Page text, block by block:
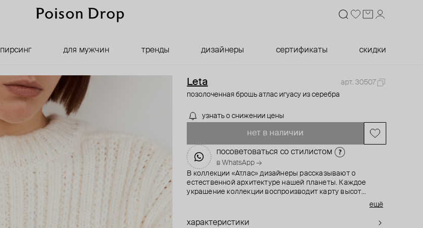
пирсинг для мужчин тренды дизайнеры сертификаты скидки
Leta
арт. 30507
позолоченная брошь атлас игуасу из серебра
узнать о снижении цены
нет в наличии
посоветоваться со стилистом
в WhatsApp →
В коллекции «Атлас» дизайнеры рассказывают о
естественной архитектуре нашей планеты. Каждое
украшение коллекции воспроизводит карту высот
взаперти. От безысходности я начала путешествовать по
ещё
характеристики